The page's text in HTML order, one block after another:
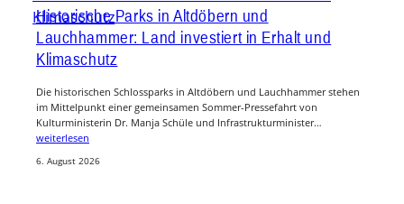
Historische Parks in Altdöbern und
Lauchhammer: Land investiert in Erhalt und
Klimaschutz
Die historischen Schlossparks in Altdöbern und Lauchhammer stehen
im Mittelpunkt einer gemeinsamen Sommer-Pressefahrt von
Kulturministerin Dr. Manja Schüle und Infrastrukturminister…
weiterlesen
6. August 2026